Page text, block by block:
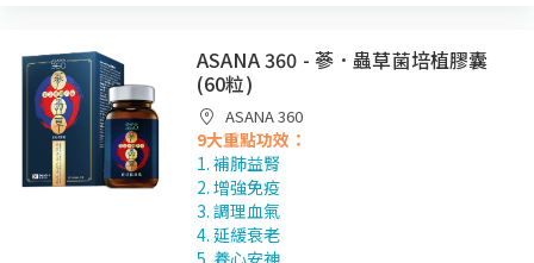
ASANA 360 - 蔘．蟲草菌培植膠囊
(60粒)
ASANA 360
9大重點功效：
1. 補肺益腎
2. 增強免疫
3. 調理血氣
4. 延緩衰老
5. 養心安神